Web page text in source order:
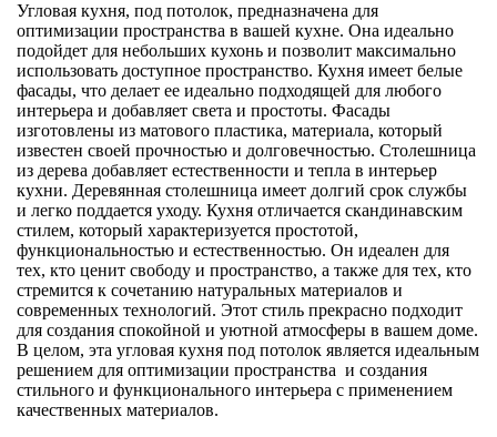
Угловая кухня, под потолок, предназначена для
оптимизации пространства в вашей кухне. Она идеально
подойдет для небольших кухонь и позволит максимально
использовать доступное пространство. Кухня имеет белые
фасады, что делает ее идеально подходящей для любого
интерьера и добавляет света и простоты. Фасады
изготовлены из матового пластика, материала, который
известен своей прочностью и долговечностью. Столешница
из дерева добавляет естественности и тепла в интерьер
кухни. Деревянная столешница имеет долгий срок службы
и легко поддается уходу. Кухня отличается скандинавским
стилем, который характеризуется простотой,
функциональностью и естественностью. Он идеален для
тех, кто ценит свободу и пространство, а также для тех, кто
стремится к сочетанию натуральных материалов и
современных технологий. Этот стиль прекрасно подходит
для создания спокойной и уютной атмосферы в вашем доме.
В целом, эта угловая кухня под потолок является идеальным
решением для оптимизации пространства и создания
стильного и функционального интерьера с применением
качественных материалов.